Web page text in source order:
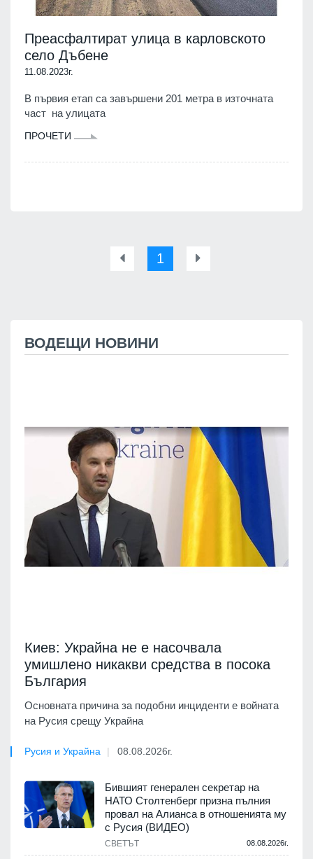
Преасфалтират улица в карловското
село Дъбене
11.08.2023г.
В първия етап са завършени 201 метра в източната
част на улицата
ПРОЧЕТИ
1
ВОДЕЩИ НОВИНИ
Киев: Украйна не е насочвала
умишлено никакви средства в посока
България
Основната причина за подобни инциденти е войната
на Русия срещу Украйна
Русия и Украйна 08.08.2026г.
Бившият генерален секретар на
НАТО Столтенберг призна пълния
провал на Алианса в отношенията му
с Русия (ВИДЕО)
СВЕТЪТ 08.08.2026г.